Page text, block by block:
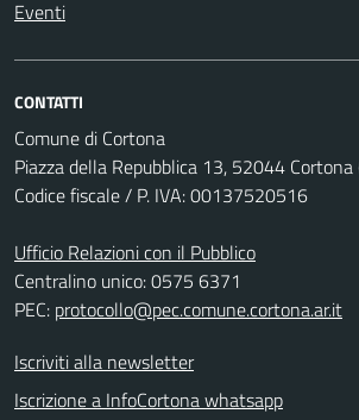
Eventi
CONTATTI
Comune di Cortona
Piazza della Repubblica 13, 52044 Cortona
Codice fiscale / P. IVA: 00137520516
Ufficio Relazioni con il Pubblico
Centralino unico: 0575 6371
PEC: protocollo@pec.comune.cortona.ar.it
Iscriviti alla newsletter
Iscrizione a InfoCortona whatsapp